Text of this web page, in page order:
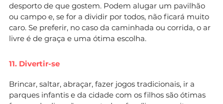
desporto de que gostem. Podem alugar um pavilhão
ou campo e, se for a dividir por todos, não ficará muito
caro. Se preferir, no caso da caminhada ou corrida, o ar
livre é de graça e uma ótima escolha.
11. Divertir-se
Brincar, saltar, abraçar, fazer jogos tradicionais, ir a
parques infantis e da cidade com os filhos são ótimas